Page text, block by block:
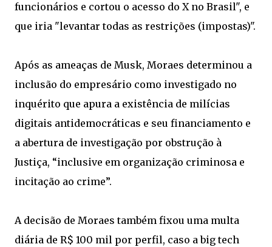
funcionários e cortou o acesso do X no Brasil", e
que iria "levantar todas as restrições (impostas)".
Após as ameaças de Musk, Moraes determinou a
inclusão do empresário como investigado no
inquérito que apura a existência de milícias
digitais antidemocráticas e seu financiamento e
a abertura de investigação por obstrução à
Justiça, “inclusive em organização criminosa e
incitação ao crime”.
A decisão de Moraes também fixou uma multa
diária de R$ 100 mil por perfil, caso a big tech